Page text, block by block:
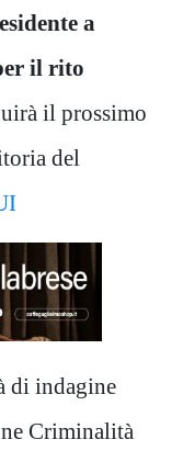
a
il rito
il prossimo
del
di indagine
Criminalità